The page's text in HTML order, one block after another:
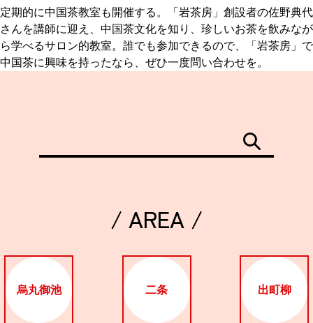
定期的に中国茶教室も開催する。「岩茶房」創設者の佐野典代
さんを講師に迎え、中国茶文化を知り、珍しいお茶を飲みなが
ら学べるサロン的教室。誰でも参加できるので、「岩茶房」で
中国茶に興味を持ったなら、ぜひ一度問い合わせを。
/ AREA /
烏丸御池 二条 出町柳